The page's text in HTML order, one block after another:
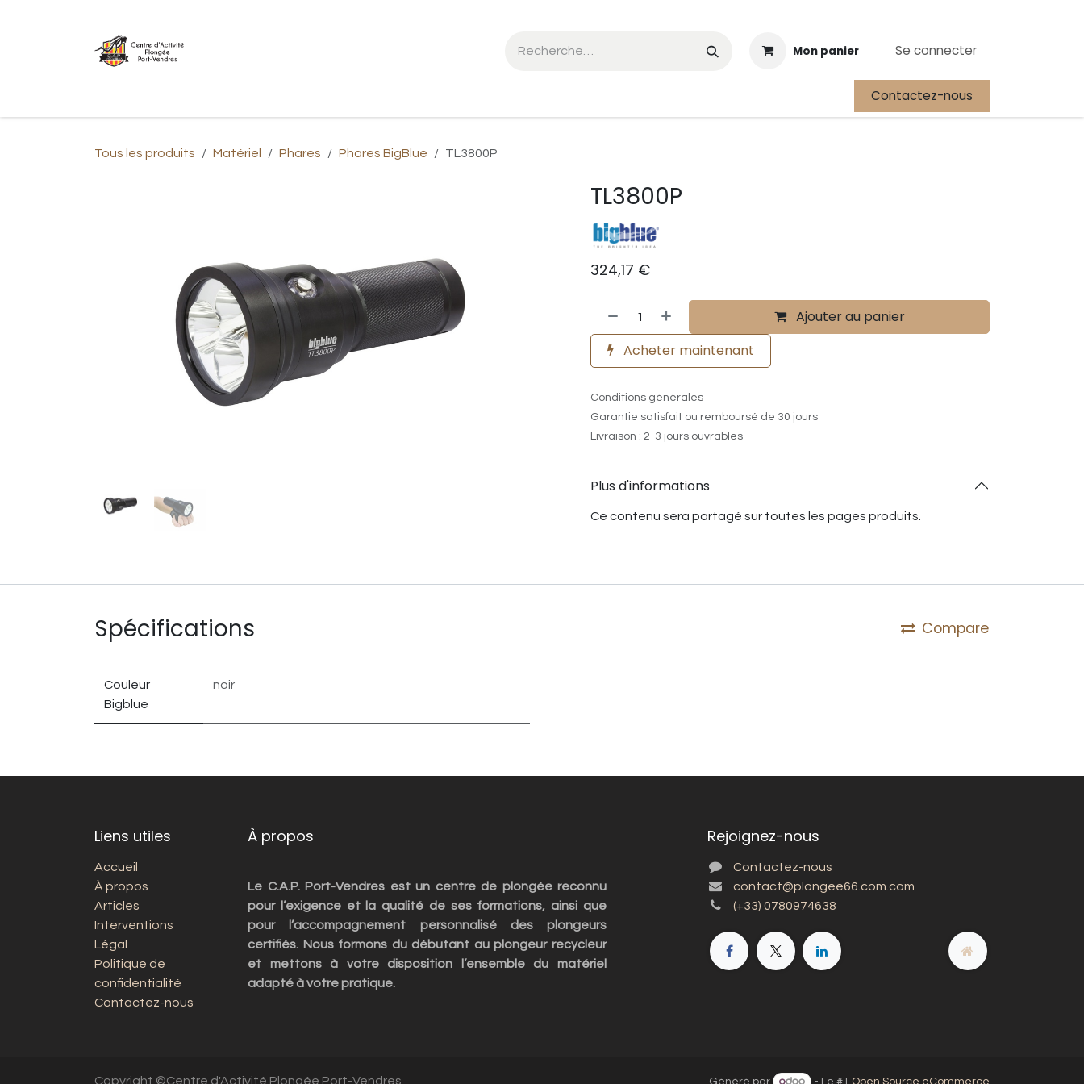
Mon panier Se connecter
Festival International de la Plongée Autonome
Contactez-nous
Tous les produits Matériel Phares Phares BigBlue TL3800P
TL3800P
324,17 €
Ajouter au panier
Acheter maintenant
Conditions générales
Garantie satisfait ou remboursé de 30 jours
Livraison : 2-3 jours ouvrables
Plus d'informations
Ce contenu sera partagé sur toutes les pages produits.
Spécifications Compare
Couleur
Bigblue
noir
Liens utiles
Accueil
À propos
Articles
Interventions
Légal
Politique de
confidentialité
Contactez-nous
À propos
Le C.A.P. Port-Vendres est un centre de plongée reconnu
pour l’exigence et la qualité de ses formations, ainsi que
pour l’accompagnement personnalisé des plongeurs
certifiés. Nous formons du débutant au plongeur recycleur
et mettons à votre disposition l’ensemble du matériel
adapté à votre pratique.
Rejoignez-nous
Contactez-nous
contact@plongee66.com.com
(+33) 0780974638
Copyright ©Centre d'Activité Plongée Port-Vendres